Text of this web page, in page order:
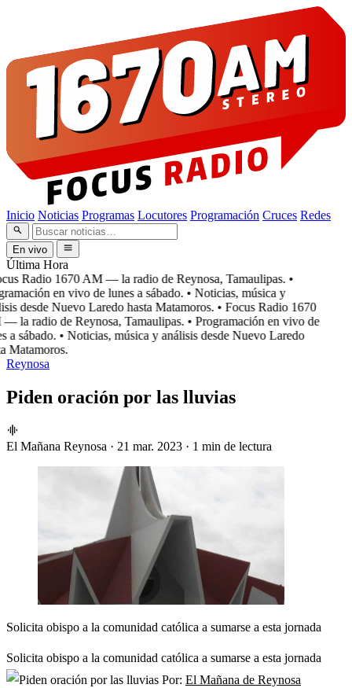
Inicio Noticias Programas Locutores Programación Cruces Redes
En vivo
Última Hora
Radio 1670 AM — la radio de Reynosa, Tamaulipas. •
en vivo de lunes a sábado. • Noticias, música y
desde Nuevo Laredo hasta Matamoros. • Focus Radio 1670
la radio de Reynosa, Tamaulipas. • Programación en vivo de
a sábado. • Noticias, música y análisis desde Nuevo Laredo
Matamoros.
Reynosa
Piden oración por las lluvias
El Mañana Reynosa · 21 mar. 2023 · 1 min de lectura
Solicita obispo a la comunidad católica a sumarse a esta jornada
Solicita obispo a la comunidad católica a sumarse a esta jornada
Por: El Mañana de Reynosa